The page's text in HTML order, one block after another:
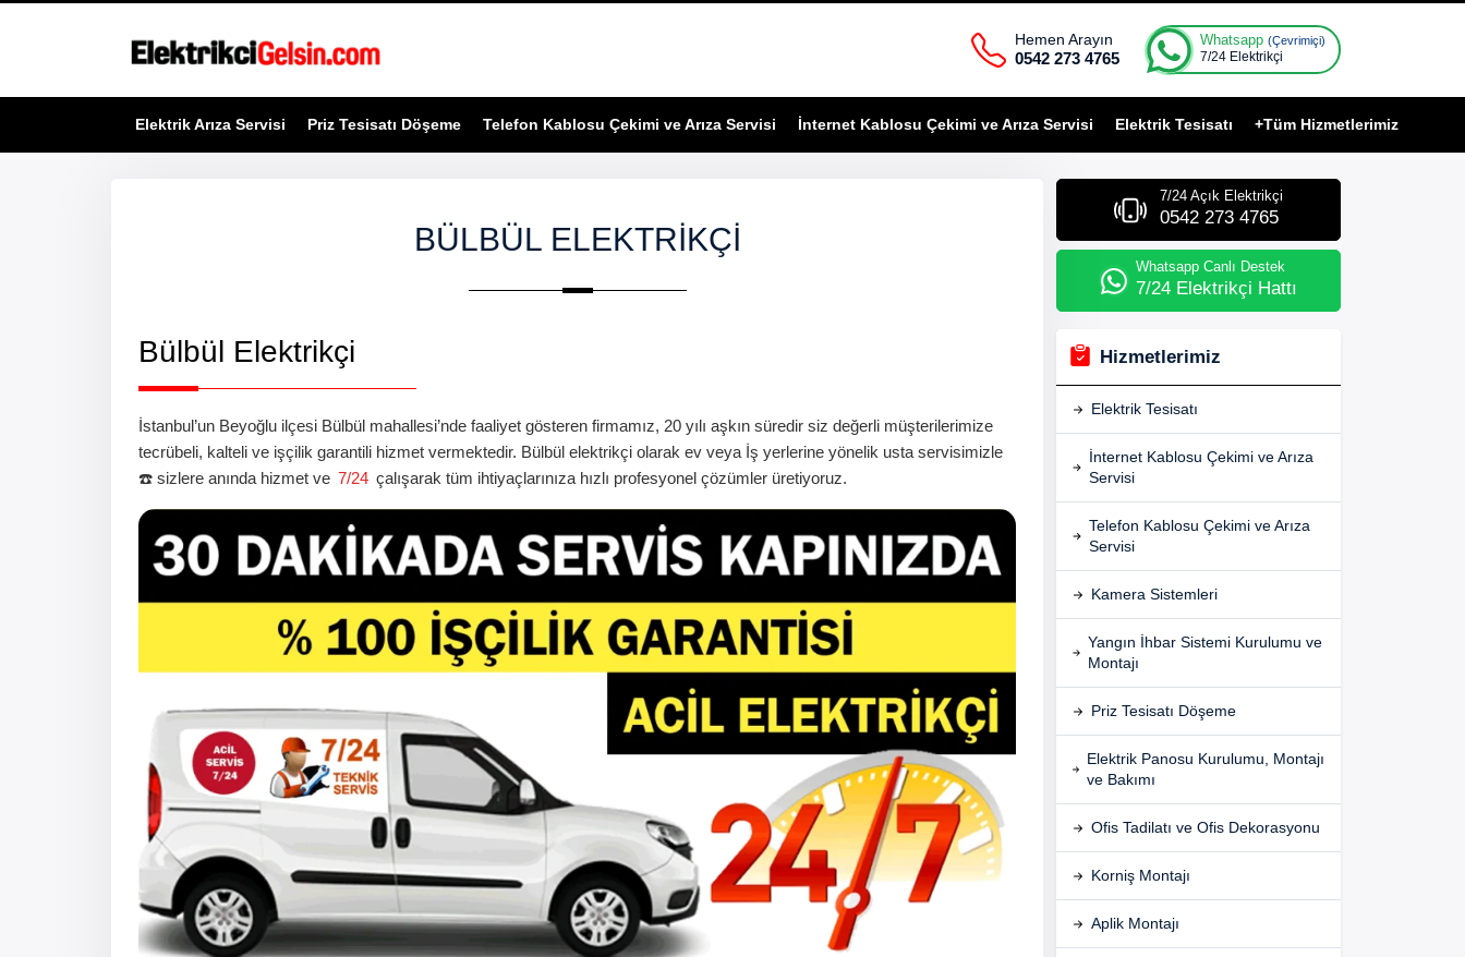
Hemen Arayın
0542 273 4765
Whatsapp (Çevrimiçi)
7/24 Elektrikçi
Elektrik Arıza Servisi Priz Tesisatı Döşeme Telefon Kablosu Çekimi ve Arıza Servisi İnternet Kablosu Çekimi ve Arıza Servisi Elektrik Tesisatı +Tüm Hizmetlerimiz
BÜLBÜL ELEKTRIKÇI
Bülbül Elektrikçi
İstanbul’un Beyoğlu ilçesi Bülbül mahallesi’nde faaliyet gösteren firmamız, 20 yılı aşkın süredir siz değerli müşterilerimize
tecrübeli, kalteli ve işçilik garantili hizmet vermektedir. Bülbül elektrikçi olarak ev veya İş yerlerine yönelik usta servisimizle
☎️ sizlere anında hizmet ve 7/24 çalışarak tüm ihtiyaçlarınıza hızlı profesyonel çözümler üretiyoruz.
7/24 Açık Elektrikçi
0542 273 4765
Whatsapp Canlı Destek
7/24 Elektrikçi Hattı
Hizmetlerimiz
Elektrik Tesisatı
İnternet Kablosu Çekimi ve Arıza
Servisi
Telefon Kablosu Çekimi ve Arıza
Servisi
Kamera Sistemleri
Yangın İhbar Sistemi Kurulumu ve
Montajı
Priz Tesisatı Döşeme
Elektrik Panosu Kurulumu, Montajı
ve Bakımı
Ofis Tadilatı ve Ofis Dekorasyonu
Korniş Montajı
Aplik Montajı